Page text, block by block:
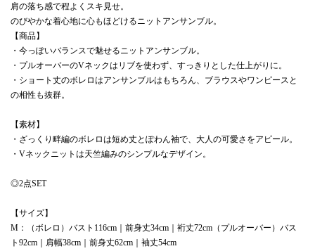
肩の落ち感で程よくスキ見せ。
のびやかな着心地に心もほどけるニットアンサンブル。
【商品】
・今っぽいバランスで魅せるニットアンサンブル。
・プルオーバーのVネックはリブを使わず、すっきりとした仕上がりに。
・ショート丈のボレロはアンサンブルはもちろん、ブラウスやワンピースと
の相性も抜群。
【素材】
・ざっくり畔編のボレロは短め丈とぽわん袖で、大人の可愛さをアピール。
・Vネックニットは天竺編みのシンプルなデザイン。
◎2点SET
【サイズ】
M：（ボレロ）バスト116cm｜前身丈34cm｜裄丈72cm（プルオーバー）バス
ト92cm｜肩幅38cm｜前身丈62cm｜袖丈54cm